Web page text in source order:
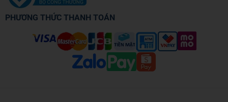
PHƯƠNG THỨC THANH TOÁN